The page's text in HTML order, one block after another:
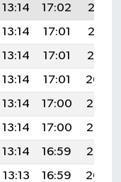
13:14 17:02
20:13
13:14 17:01
20:12
13:14 17:01
20:10
13:14 17:01
20:09
13:14 17:00
20:08
13:14 17:00
20:07
13:14 16:59
20:06
13:13 16:59
20:04